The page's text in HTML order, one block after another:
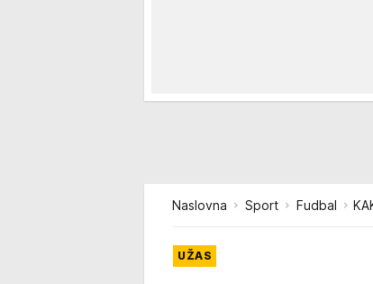
Naslovna Sport Fudbal
UŽAS